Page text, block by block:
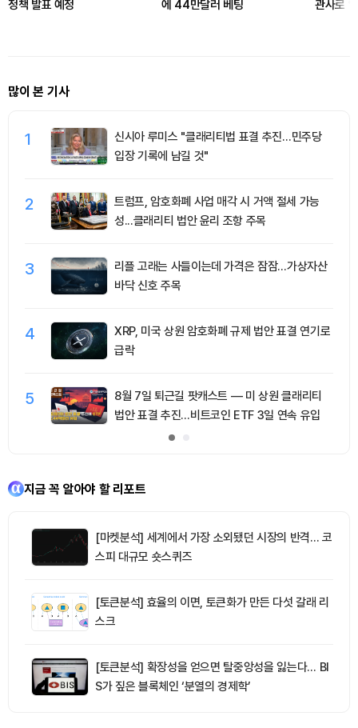
정책 발표 예정 에 44만달러 베팅
관사로
많이 본 기사
1
신시아 루미스 "클래리티법 표결 추진…민주당
입장 기록에 남길 것"
2
트럼프, 암호화폐 사업 매각 시 거액 절세 가능
성...클래리티 법안 윤리 조항 주목
3
리플 고래는 사들이는데 가격은 잠잠…가상자산
바닥 신호 주목
4
XRP, 미국 상원 암호화폐 규제 법안 표결 연기로
급락
5
8월 7일 퇴근길 팟캐스트 — 미 상원 클래리티
법안 표결 추진…비트코인 ETF 3일 연속 유입
지금 꼭 알아야 할 리포트
[마켓분석] 세계에서 가장 소외됐던 시장의 반격… 코
스피 대규모 숏스퀴즈
[토큰분석] 효율의 이면, 토큰화가 만든 다섯 갈래 리
스크
[토큰분석] 확장성을 얻으면 탈중앙성을 잃는다… BI
S가 짚은 블록체인 ‘분열의 경제학’